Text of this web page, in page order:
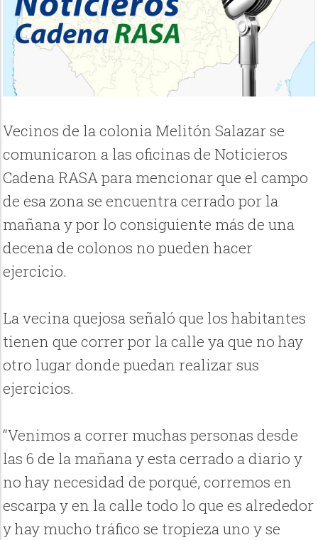
Vecinos de la colonia Melitón Salazar se
comunicaron a las oficinas de Noticieros
Cadena RASA para mencionar que el campo
de esa zona se encuentra cerrado por la
mañana y por lo consiguiente más de una
decena de colonos no pueden hacer
ejercicio.
La vecina quejosa señaló que los habitantes
tienen que correr por la calle ya que no hay
otro lugar donde puedan realizar sus
ejercicios.
“Venimos a correr muchas personas desde
las 6 de la mañana y esta cerrado a diario y
no hay necesidad de porqué, corremos en
escarpa y en la calle todo lo que es alrededor
y hay mucho tráfico se tropieza uno y se